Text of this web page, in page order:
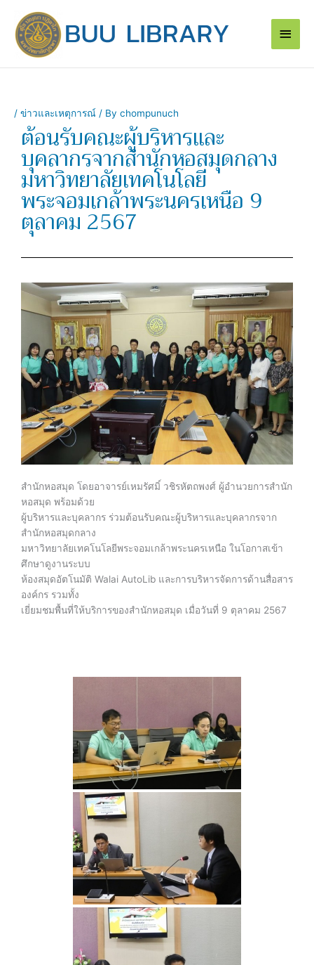
content
Main
/ ข่าวและเหตุการณ์ / By chompunuch
ต้อนรับคณะผู้บริหารและ
บุคลากรจากสำนักหอสมุดกลาง
มหาวิทยาลัยเทคโนโลยี
พระจอมเกล้าพระนครเหนือ 9
ตุลาคม 2567
สำนักหอสมุด โดยอาจารย์เหมรัศมิ์ วชิรหัตถพงศ์ ผู้อำนวยการสำนัก
หอสมุด พร้อมด้วย
ผู้บริหารและบุคลากร ร่วมต้อนรับคณะผู้บริหารและบุคลากรจาก
สำนักหอสมุดกลาง
มหาวิทยาลัยเทคโนโลยีพระจอมเกล้าพระนครเหนือ ในโอกาสเข้า
ศึกษาดูงานระบบ
ห้องสมุดอัตโนมัติ Walai AutoLib และการบริหารจัดการด้านสื่อสาร
องค์กร รวมทั้ง
เยี่ยมชมพื้นที่ให้บริการของสำนักหอสมุด เมื่อวันที่ 9 ตุลาคม 2567